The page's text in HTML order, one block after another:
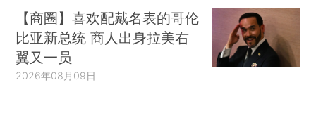
【商圈】喜欢配戴名表的哥伦
比亚新总统 商人出身拉美右
翼又一员
2026年08月09日